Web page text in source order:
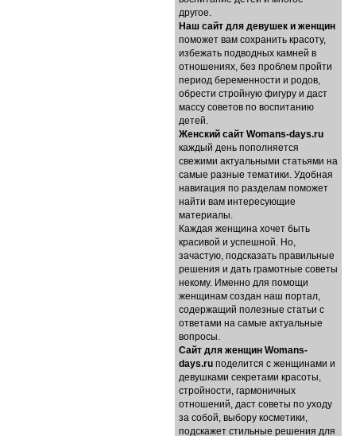
другое.
Наш сайт для девушек и женщин
поможет вам сохранить красоту,
избежать подводных камней в
отношениях, без проблем пройти
период беременности и родов,
обрести стройную фигуру и даст
массу советов по воспитанию
детей.
Женский сайт Womans-days.ru
каждый день пополняется
свежими актуальными статьями на
самые разные тематики. Удобная
навигация по разделам поможет
найти вам интересующие
материалы.
Каждая женщина хочет быть
красивой и успешной. Но,
зачастую, подсказать правильные
решения и дать грамотные советы
некому. Именно для помощи
женщинам создан наш портал,
содержащий полезные статьи с
ответами на самые актуальные
вопросы.
Cайт для женщин Womans-
days.ru поделится с женщинами и
девушками секретами красоты,
стройности, гармоничных
отношений, даст советы по уходу
за собой, выбору косметики,
подскажет стильные решения для